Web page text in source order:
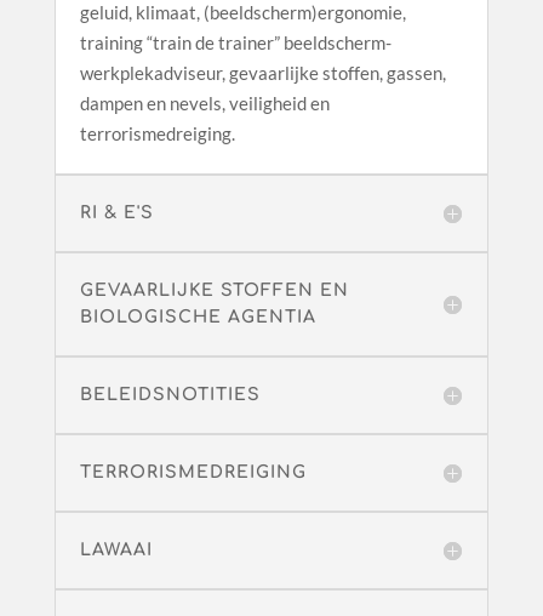
geluid, klimaat, (beeldscherm)ergonomie,
training “train de trainer” beeldscherm-
werkplekadviseur, gevaarlijke stoffen, gassen,
dampen en nevels, veiligheid en
terrorismedreiging.
RI & E'S
GEVAARLIJKE STOFFEN EN
BIOLOGISCHE AGENTIA
BELEIDSNOTITIES
TERRORISMEDREIGING
LAWAAI